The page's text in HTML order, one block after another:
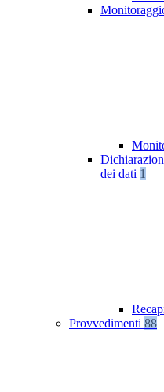
dei dati 1
Provvedimenti 88